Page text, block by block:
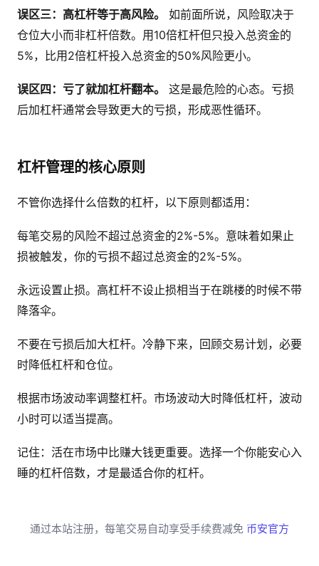
误区三：高杠杆等于高风险。
如前面所说，风险取决于
仓位大小而非杠杆倍数。用10倍杠杆但只投入总资金的
5%，比用2倍杠杆投入总资金的50%风险更小。
误区四：亏了就加杠杆翻本。
这是最危险的心态。亏损
后加杠杆通常会导致更大的亏损，形成恶性循环。
杠杆管理的核心原则
不管你选择什么倍数的杠杆，以下原则都适用：
每笔交易的风险不超过总资金的2%-5%。意味着如果止
损被触发，你的亏损不超过总资金的2%-5%。
永远设置止损。高杠杆不设止损相当于在跳楼的时候不带
降落伞。
不要在亏损后加大杠杆。冷静下来，回顾交易计划，必要
时降低杠杆和仓位。
根据市场波动率调整杠杆。市场波动大时降低杠杆，波动
小时可以适当提高。
记住：活在市场中比赚大钱更重要。选择一个你能安心入
睡的杠杆倍数，才是最适合你的杠杆。
通过本站注册，每笔交易自动享受手续费减免 币安官方